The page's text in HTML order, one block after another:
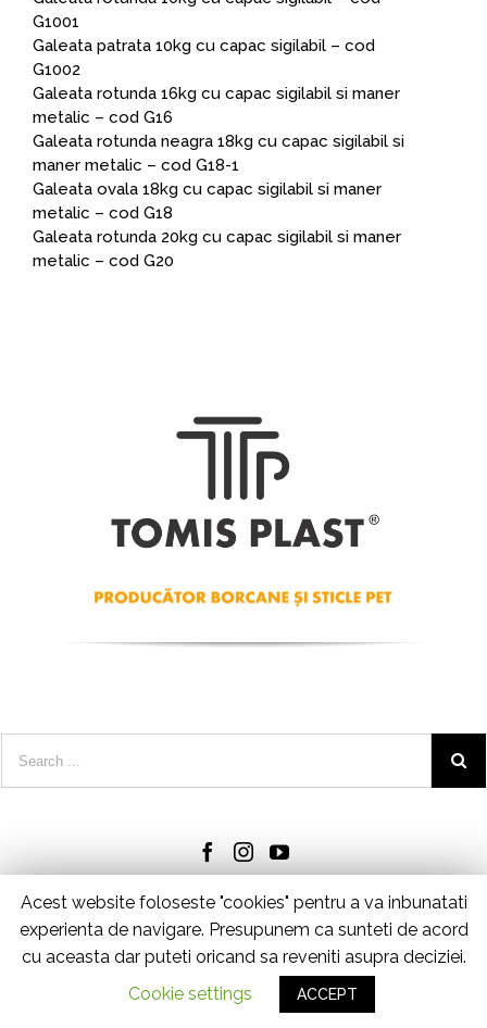
G1001
Galeata patrata 10kg cu capac sigilabil – cod
G1002
Galeata rotunda 16kg cu capac sigilabil si maner
metalic – cod G16
Galeata rotunda neagra 18kg cu capac sigilabil si
maner metalic – cod G18-1
Galeata ovala 18kg cu capac sigilabil si maner
metalic – cod G18
Galeata rotunda 20kg cu capac sigilabil si maner
metalic – cod G20
© Copyright 2025TOMIS PLAST SRL - CUI: RO 32515692
developed by BRILLIANT
Acest website foloseste "cookies" pentru a va inbunatati
experienta de navigare. Presupunem ca sunteti de acord
cu aceasta dar puteti oricand sa reveniti asupra deciziei.
Cookie settings
ACCEPT